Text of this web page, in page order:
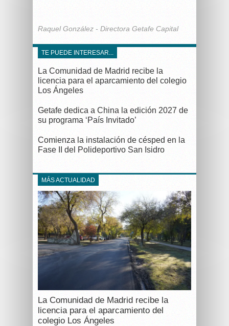
Raquel González - Directora Getafe Capital
TE PUEDE INTERESAR...
La Comunidad de Madrid recibe la
licencia para el aparcamiento del colegio
Los Ángeles
Getafe dedica a China la edición 2027 de
su programa ‘País Invitado’
Comienza la instalación de césped en la
Fase II del Polideportivo San Isidro
MÁS ACTUALIDAD
La Comunidad de Madrid recibe la
licencia para el aparcamiento del
colegio Los Ángeles